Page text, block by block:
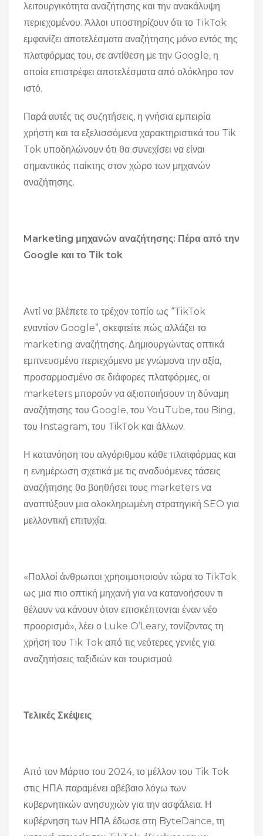
λειτουργικότητα αναζήτησης και την ανακάλυψη
περιεχομένου. Άλλοι υποστηρίζουν ότι το TikTok
εμφανίζει αποτελέσματα αναζήτησης μόνο εντός της
πλατφόρμας του, σε αντίθεση με την Google, η
οποία επιστρέφει αποτελέσματα από ολόκληρο τον
ιστό.
Παρά αυτές τις συζητήσεις, η γνήσια εμπειρία
χρήστη και τα εξελισσόμενα χαρακτηριστικά του Tik
Tok υποδηλώνουν ότι θα συνεχίσει να είναι
σημαντικός παίκτης στον χώρο των μηχανών
αναζήτησης.
Marketing μηχανών αναζήτησης: Πέρα από την
Google και το Tik tok
Αντί να βλέπετε το τρέχον τοπίο ως “TikTok
εναντίον Google”, σκεφτείτε πώς αλλάζει το
marketing αναζήτησης. Δημιουργώντας οπτικά
εμπνευσμένο περιεχόμενο με γνώμονα την αξία,
προσαρμοσμένο σε διάφορες πλατφόρμες, οι
marketers μπορούν να αξιοποιήσουν τη δύναμη
αναζήτησης του Google, του YouTube, του Bing,
του Instagram, του TikTok και άλλων.
Η κατανόηση του αλγόριθμου κάθε πλατφόρμας και
η ενημέρωση σχετικά με τις αναδυόμενες τάσεις
αναζήτησης θα βοηθήσει τους marketers να
αναπτύξουν μια ολοκληρωμένη στρατηγική SEO για
μελλοντική επιτυχία.
«Πολλοί άνθρωποι χρησιμοποιούν τώρα το TikTok
ως μια πιο οπτική μηχανή για να κατανοήσουν τι
θέλουν να κάνουν όταν επισκέπτονται έναν νέο
προορισμό», λέει ο Luke O’Leary, τονίζοντας τη
χρήση του Tik Tok από τις νεότερες γενιές για
αναζητήσεις ταξιδιών και τουρισμού.
Τελικές Σκέψεις
Από τον Μάρτιο του 2024, το μέλλον του Tik Tok
στις ΗΠΑ παραμένει αβέβαιο λόγω των
κυβερνητικών ανησυχιών για την ασφάλεια. Η
κυβέρνηση των ΗΠΑ έδωσε στη ByteDance, τη